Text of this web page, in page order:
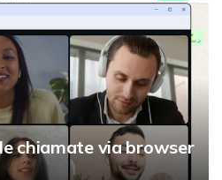
chiamate via browser